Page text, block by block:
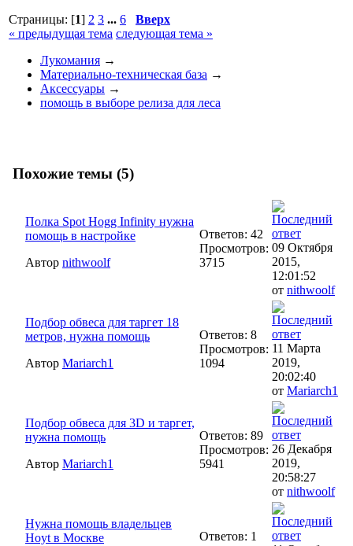
Страницы: [1] 2 3 ... 6
Вверх
« предыдущая тема следующая тема »
Лукомания →
Материально-техническая база →
Аксессуары →
помощь в выборе релиза для леса
Похожие темы (5)
Полка Spot Hogg Infinity нужна
помощь в настройке
Автор nithwoolf
Ответов: 42
Просмотров:
3715
09 Октября
2015,
12:01:52
от nithwoolf
Подбор обвеса для таргет 18
метров, нужна помощь
Автор Mariarch1
Ответов: 8
Просмотров:
1094
11 Марта
2019,
20:02:40
от Mariarch1
Подбор обвеса для 3D и таргет,
нужна помощь
Автор Mariarch1
Ответов: 89
Просмотров:
5941
26 Декабря
2019,
20:58:27
от nithwoolf
Нужна помощь владельцев
Hoyt в Москве
Ответов: 1